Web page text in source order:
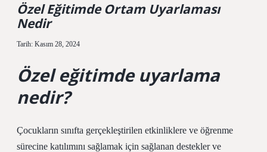
Özel Eğitimde Ortam Uyarlaması
Nedir
Tarih: Kasım 28, 2024
Özel eğitimde uyarlama
nedir?
Çocukların sınıfta gerçekleştirilen etkinliklere ve öğrenme
sürecine katılımını sağlamak için sağlanan destekler ve